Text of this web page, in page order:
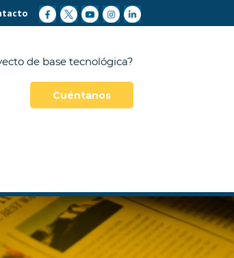
de base tecnológica?
Cuéntanos